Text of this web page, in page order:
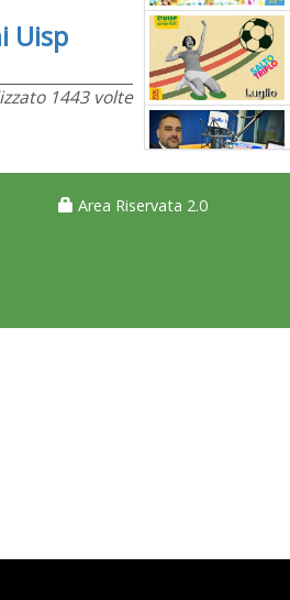
Uisp
1443 volte
Area Riservata 2.0